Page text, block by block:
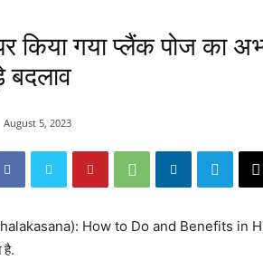
किया गया प्लैंक पोज का
August 5, 2023
How to Do and Benefits in
है.